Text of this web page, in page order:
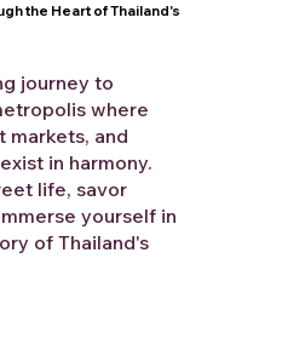
the Heart of Thailand's
journey to
where
markets, and
in harmony.
life, savor
yourself in
of Thailand's